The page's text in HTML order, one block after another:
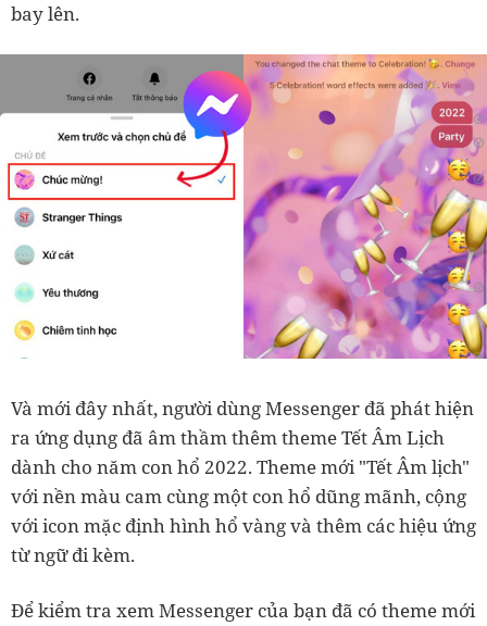
bay lên.
Và mới đây nhất, người dùng Messenger đã phát hiện
ra ứng dụng đã âm thầm thêm theme Tết Âm Lịch
dành cho năm con hổ 2022. Theme mới "Tết Âm lịch"
với nền màu cam cùng một con hổ dũng mãnh, cộng
với icon mặc định hình hổ vàng và thêm các hiệu ứng
từ ngữ đi kèm.
Để kiểm tra xem Messenger của bạn đã có theme mới